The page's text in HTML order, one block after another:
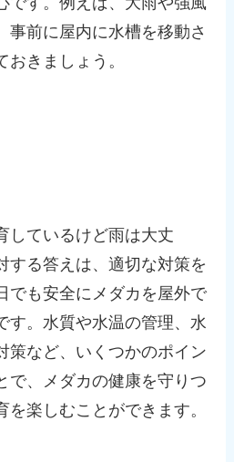
事前に屋内に水槽を移動さ
きましょう。
しているけど雨は大丈
する答えは、適切な対策を
でも安全にメダカを屋外で
す。水質や水温の管理、水
策など、いくつかのポイン
で、メダカの健康を守りつ
楽しむことができます。